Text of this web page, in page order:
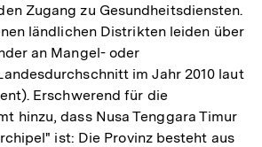
Zugang zu Gesundheitsdiensten.
ländlichen Distrikten leiden über
an Mangel- oder
im Jahr 2010 laut
Erschwerend für die
hinzu, dass Nusa Tenggara Timur
ist: Die Provinz besteht aus